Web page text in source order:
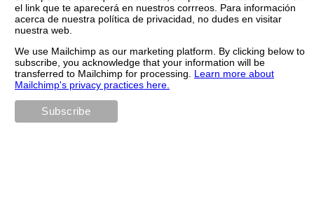
el link que te aparecerá en nuestros corrreos. Para información
acerca de nuestra política de privacidad, no dudes en visitar
nuestra web.
We use Mailchimp as our marketing platform. By clicking below to
subscribe, you acknowledge that your information will be
transferred to Mailchimp for processing. Learn more about
Mailchimp's privacy practices here.